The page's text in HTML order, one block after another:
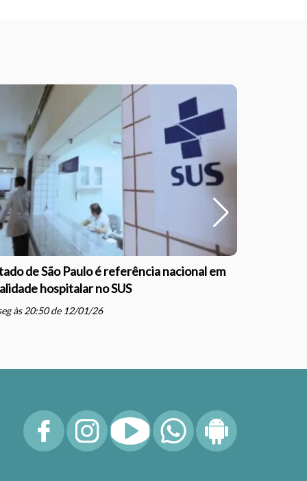
de São Paulo é referência nacional em
hospitalar no SUS
às 20:50 de 12/01/26